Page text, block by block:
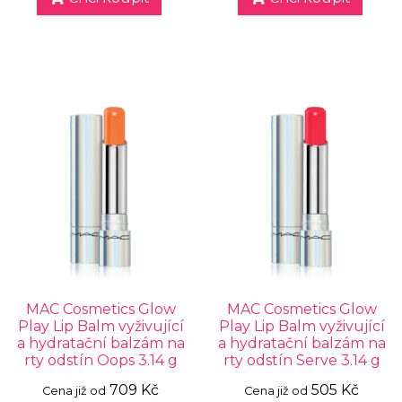
MAC Cosmetics Glow
Play Lip Balm vyživující
a hydratační balzám na
rty odstín Oops 3.14 g
Cena již od 709 Kč
MAC Cosmetics Glow
Play Lip Balm vyživující
a hydratační balzám na
rty odstín Serve 3.14 g
Cena již od 505 Kč